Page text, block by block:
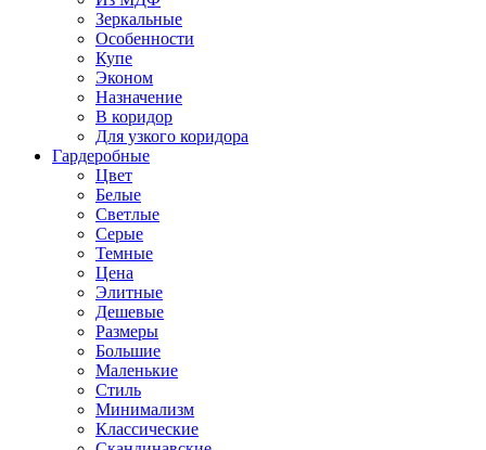
Зеркальные
Особенности
Купе
Эконом
Назначение
В коридор
Для узкого коридора
Гардеробные
Цвет
Белые
Светлые
Серые
Темные
Цена
Элитные
Дешевые
Размеры
Большие
Маленькие
Стиль
Минимализм
Классические